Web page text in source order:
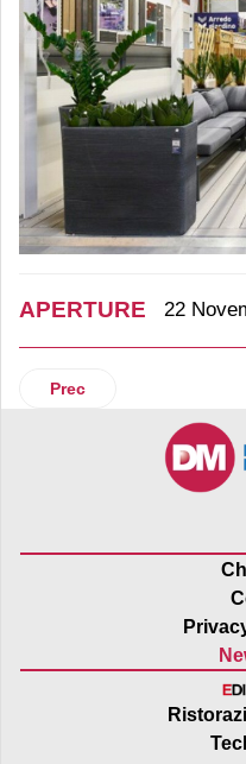
APERTURE 22
Articolo precedente:
Prec